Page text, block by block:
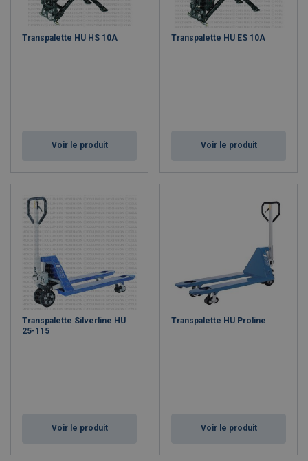
Transpalette HU HS 10A
Voir le produit
Transpalette HU ES 10A
Voir le produit
Transpalette Silverline HU
25-115
Voir le produit
Transpalette HU Proline
Voir le produit